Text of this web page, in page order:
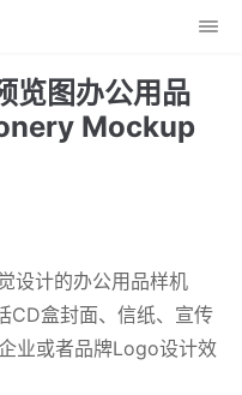
览图办公用品
Mockup
设计的办公用品样机
CD盒封面、信纸、宣传
业或者品牌Logo设计效